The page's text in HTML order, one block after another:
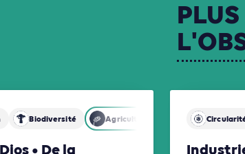
PLUS
Biodiversité Agriculture, Foresterie et Usages